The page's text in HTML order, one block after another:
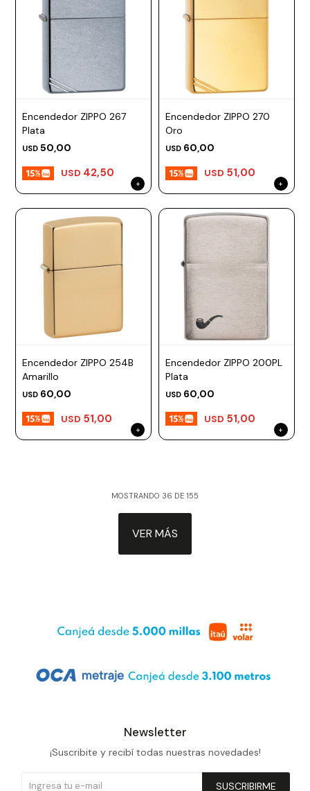
Encendedor ZIPPO 267
Plata
USD 50,00
USD 42,50
Encendedor ZIPPO 270
Oro
USD 60,00
USD 51,00
Encendedor ZIPPO 254B
Amarillo
USD 60,00
USD 51,00
Encendedor ZIPPO 200PL
Plata
USD 60,00
USD 51,00
MOSTRANDO 36 DE 155
VER MÁS
Newsletter
¡Suscribite y recibí todas nuestras novedades!
SUSCRIBIRME